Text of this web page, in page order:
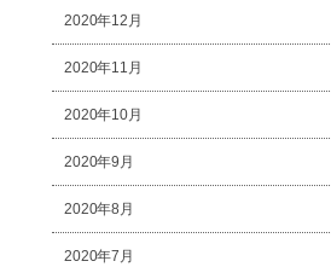
2020年12月
2020年11月
2020年10月
2020年9月
2020年8月
2020年7月